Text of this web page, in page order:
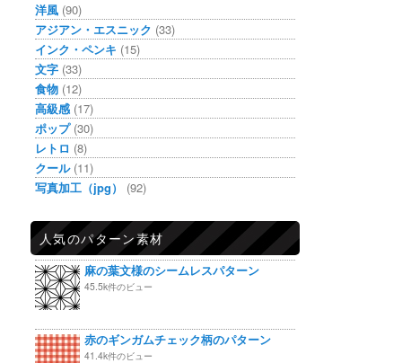
洋風 (90)
アジアン・エスニック (33)
インク・ペンキ (15)
文字 (33)
食物 (12)
高級感 (17)
ポップ(30)
レトロ (8)
クール(11)
写真加工（jpg）
(92)
人気のパターン素材
麻の葉文様のシームレスパターン
45.5k件のビュー
赤のギンガムチェック柄のパターン
41.4k件のビュー